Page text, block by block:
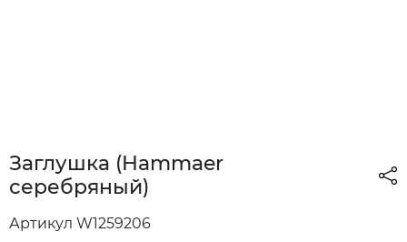
Заглушка (Hammaer
серебряный)
Артикул W1259206